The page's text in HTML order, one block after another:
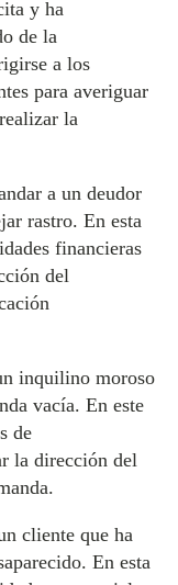
y ha
de la
a los
para averiguar
la
a un deudor
rastro. En esta
financieras
del
inquilino moroso
vacía. En este
de
la dirección del
cliente que ha
En esta